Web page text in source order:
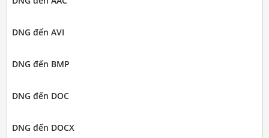
DNG đến AVI
DNG đến BMP
DNG đến DOC
DNG đến DOCX